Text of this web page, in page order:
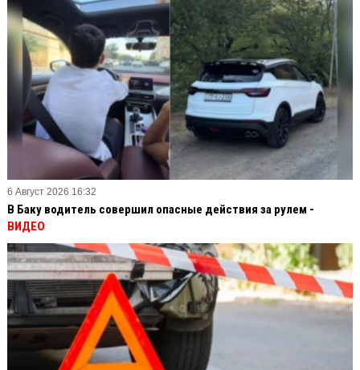
6 Август 2026 16:32
В Баку водитель совершил опасные действия за рулем -
ВИДЕО